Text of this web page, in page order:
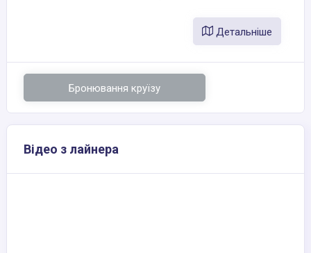
Детальніше
Бронювання круїзу
Відео з лайнера